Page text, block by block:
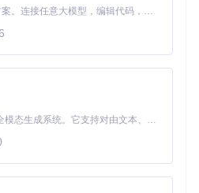
处理领域的应用，通过自定义像
程和图像处理基础。
换为直观图像
、渐变效果生成
验证图像算法逻辑
化实现：
Claude Code 的开源替代方案。连接任意大模型，编辑代码，运行命令，自动验证 — 全自动执行。用 Rust 构建，极致性能。 ｜ An open-source alternative to Claude Code. Connect any LLM, edit code, run commands, and verify changes — autonomously. Built in Rust for speed. Get Started
MiniMax H3 是一个通用的全模态生成系统。它支持对由文本、图像、视频和音频组成的多模态上下文进行统一理解，并能生成分辨率高达 2K、时长可达 15 秒的带原生立体声音频的视频。得益于面向任务泛化的系统设计，H3 在预训练阶段就已具备广泛的多模态上下文理解与生成能力，能够出色地执行复杂的多模态指令。